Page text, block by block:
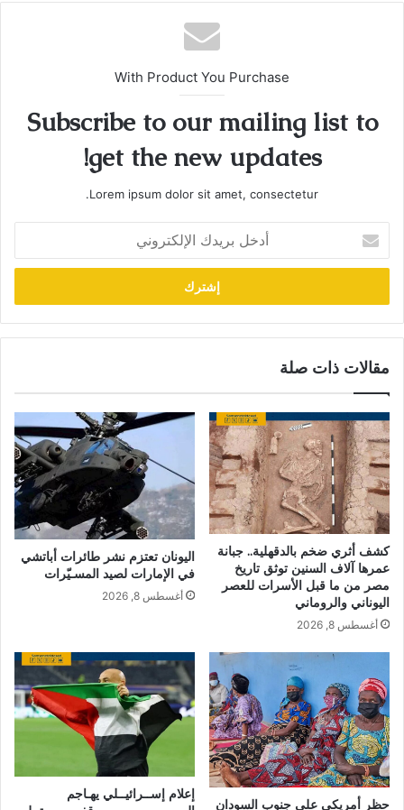
With Product You Purchase
Subscribe to our mailing list to
get the new updates!
Lorem ipsum dolor sit amet, consectetur.
بريدك
الإلكتروني
مقالات ذات صلة
كشف أثري ضخم بالدقهلية.. جبانة
عمرها آلاف السنين توثق تاريخ
مصر من ما قبل الأسرات للعصر
اليوناني والروماني
أغسطس 8, 2026
اليونان تعتزم نشر طائرات أباتشي
في الإمارات لصيد المسـيّرات
أغسطس 8, 2026
حظر أمريكي على جنوب السودان
إعلام إســرائيــلي يهـاجم